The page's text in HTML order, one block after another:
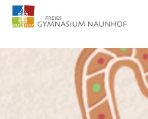
Zum Hauptinhalt springen